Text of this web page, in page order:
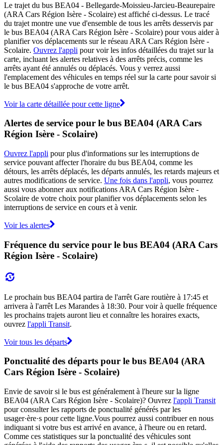
Le trajet du bus BEA04 - Bellegarde-Moissieu-Jarcieu-Beaurepaire
(ARA Cars Région Isère - Scolaire) est affiché ci-dessus. Le tracé
du trajet montre une vue d'ensemble de tous les arrêts desservis par
le bus BEA04 (ARA Cars Région Isère - Scolaire) pour vous aider à
planifier vos déplacements sur le réseau ARA Cars Région Isère -
Scolaire. Ouvrez l'appli pour voir les infos détaillées du trajet sur la
carte, incluant les alertes relatives à des arrêts précis, comme les
arrêts ayant été annulés ou déplacés. Vous y verrez aussi
l'emplacement des véhicules en temps réel sur la carte pour savoir si
le bus BEA04 s'approche de votre arrêt.
Voir la carte détaillée pour cette ligne
Alertes de service pour le bus BEA04 (ARA Cars
Région Isère - Scolaire)
Ouvrez l'appli pour plus d'informations sur les interruptions de
service pouvant affecter l'horaire du bus BEA04, comme les
détours, les arrêts déplacés, les départs annulés, les retards majeurs et
autres modifications de service. Une fois dans l'appli, vous pourrez
aussi vous abonner aux notifications ARA Cars Région Isère -
Scolaire de votre choix pour planifier vos déplacements selon les
interruptions de service en cours et à venir.
Voir les alertes
Fréquence du service pour le bus BEA04 (ARA Cars
Région Isère - Scolaire)
Le prochain bus BEA04 partira de l'arrêt Gare routière à 17:45 et
arrivera à l'arrêt Les Marandes à 18:30. Pour voir à quelle fréquence
les prochains trajets auront lieu et connaître les horaires exacts,
ouvrez l'appli Transit.
Voir tous les départs
Ponctualité des départs pour le bus BEA04 (ARA
Cars Région Isère - Scolaire)
Envie de savoir si le bus est généralement à l'heure sur la ligne
BEA04 (ARA Cars Région Isère - Scolaire)? Ouvrez l'appli Transit
pour consulter les rapports de ponctualité générés par les
usager·ère·s pour cette ligne.Vous pourrez aussi contribuer en nous
indiquant si votre bus est arrivé en avance, à l'heure ou en retard.
Comme ces statistiques sur la ponctualité des véhicules sont